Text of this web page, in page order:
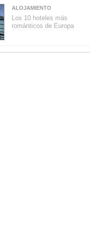
ALOJAMIENTO
Los 10 hoteles más
románticos de Europa